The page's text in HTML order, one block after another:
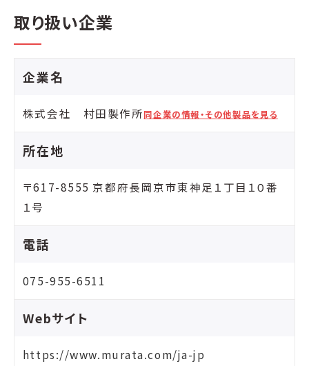
取り扱い企業
企業名
株式会社 村田製作所同企業の情報・その他製品を見る
所在地
〒617-8555 京都府長岡京市東神足１丁目１０番
１号
電話
075-955-6511
Webサイト
https://www.murata.com/ja-jp